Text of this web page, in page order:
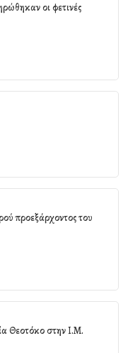
οι φετινές
προεξάρχοντος του
Θεοτόκο στην Ι.Μ.